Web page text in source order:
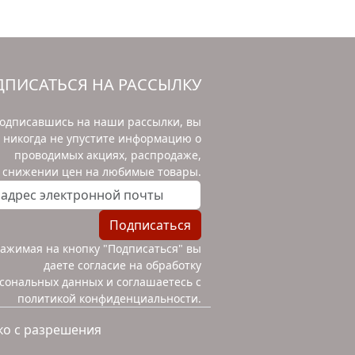
НА РАССЫЛКУ
на наши рассылки, вы
никогда не упустите информацию о
проводимых акциях, распродаже,
снижении цен на любимые товары.
электронной почты
Подписаться
на кнопку "Подписаться" вы
даете согласие на обработку
данных и соглашаетесь с
политикой конфиденциальности.
с разрешения